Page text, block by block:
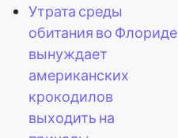
Утрата среды
обитания во Флориде
вынуждает
американских
крокодилов
выходить на